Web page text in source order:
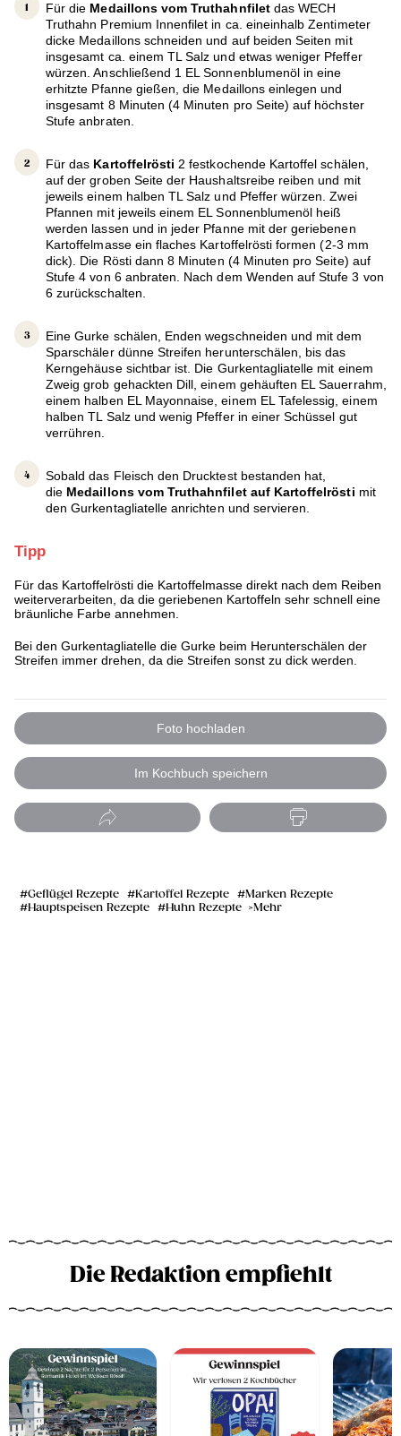
Für die Medaillons vom Truthahnfiletdas WECH
Truthahn Premium Innenfilet in ca. eineinhalb Zentimeter
dicke Medaillons schneiden und auf beiden Seiten mit
insgesamt ca. einem TL Salz und etwas weniger Pfeffer
würzen. Anschließend 1 EL Sonnenblumenöl in eine
erhitzte Pfanne gießen, die Medaillons einlegen und
insgesamt 8 Minuten (4 Minuten pro Seite) auf höchster
Stufe anbraten.
Für das Kartoffelrösti 2 festkochende Kartoffel schälen,
auf der groben Seite der Haushaltsreibe reiben und mit
jeweils einem halben TL Salz und Pfeffer würzen. Zwei
Pfannen mit jeweils einem EL Sonnenblumenöl heiß
werden lassen und in jeder Pfanne mit der geriebenen
Kartoffelmasse ein flaches Kartoffelrösti formen (2-3 mm
dick). Die Rösti dann 8 Minuten (4 Minuten pro Seite) auf
Stufe 4 von 6 anbraten. Nach dem Wenden auf Stufe 3 von
6 zurückschalten.
Eine Gurke schälen, Enden wegschneiden und mit dem
Sparschäler dünne Streifen herunterschälen, bis das
Kerngehäuse sichtbar ist. Die Gurkentagliatelle mit einem
Zweig grob gehackten Dill, einem gehäuften EL Sauerrahm,
einem halben EL Mayonnaise, einem EL Tafelessig, einem
halben TL Salz und wenig Pfeffer in einer Schüssel gut
verrühren.
Sobald das Fleisch den Drucktest bestanden hat,
die Medaillons vom Truthahnfilet auf Kartoffelrösti mit
den Gurkentagliatelle anrichten und servieren.
Tipp
Für das Kartoffelrösti die Kartoffelmasse direkt nach dem Reiben
weiterverarbeiten, da die geriebenen Kartoffeln sehr schnell eine
bräunliche Farbe annehmen.
Bei den Gurkentagliatelle die Gurke beim Herunterschälen der
Streifen immer drehen, da die Streifen sonst zu dick werden.
Foto hochladen
Im Kochbuch speichern
Geflügel Rezepte Kartoffel Rezepte
Marken Rezepte
Hauptspeisen Rezepte
Huhn Rezepte Mehr
Die Redaktion empfiehlt